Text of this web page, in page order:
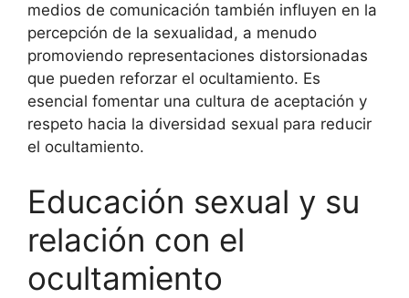
medios de comunicación también influyen en la
percepción de la sexualidad, a menudo
promoviendo representaciones distorsionadas
que pueden reforzar el ocultamiento. Es
esencial fomentar una cultura de aceptación y
respeto hacia la diversidad sexual para reducir
el ocultamiento.
Educación sexual y su
relación con el
ocultamiento